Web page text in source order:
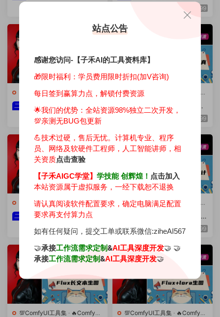
整合包(自主汉化二开)
199
💯ComfyUI工具集·🔥ComfyUI
二开
1.35极速人物写真换脸
工作流(自主二开)
99
💯ComfyUI工具集
🔥ComfyUI
独家
1.30电商模特摄影美学
写真设计工作流(自主二开) 299
💯ComfyUI工具集·🔥ComfyUI
工作流
二开
1.28 反推生图LOGO设
计&Flux长文本生图(自主二199
💯ComfyUI工具集·🔥ComfyUI
1.27 3D卡通图标风格-I
CON设计工作流（自主二
开）
199
💯ComfyUI工具集 · 🔥ComfyUI
💯ComfyUI工具集 · 🔥ComfyUI
站点公告
感谢您访问-【子禾AI的工具资料库】
🎁限时福利：学员费用限时折扣(加V咨询)
每日签到赢算力点，解锁付费资源
🌟我们的优势： 全站资源98%独立二次开发，
💯亲测无BUG包更新
💪技术过硬，售后无忧。计算机专业、程序
员、网络及软硬件工程师，人工智能讲师，相
关资质点击查验
【子禾AIGC学堂】 学技能 创辉煌！ 点击加入
本站资源属于虚拟服务，一经下载恕不退换
请认真阅读软件配置要求，确定电脑满足配置
要求再支付算力点
如有任何疑问，提交工单或联系微信:ziheAI567
🤝承接工作流需求定制&AI工具深度开发🤝 🤝
承接工作流需求定制&AI工具深度开发🤝